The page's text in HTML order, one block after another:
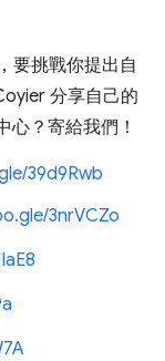
要挑戰你提出自
分享自己的
心？寄給我們！
39d9Rwb
3nrVCZo